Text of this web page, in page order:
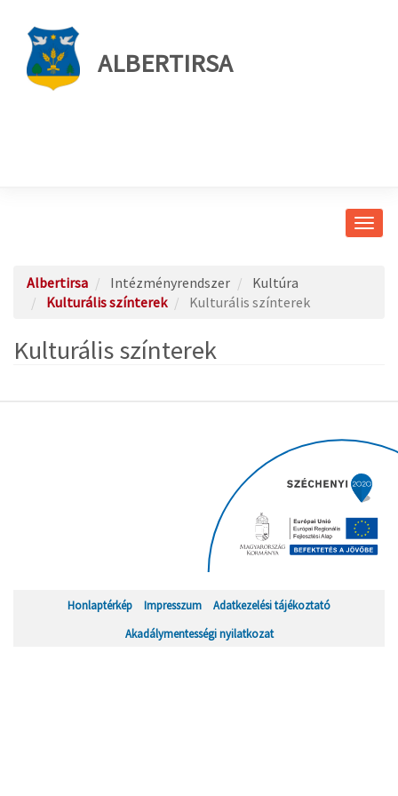
ALBERTIRSA
Albertirsa Intézményrendszer
Kultúra
Kulturális színterek
Kulturális színterek
Kulturális színterek
Honlaptérkép Impresszum
Adatkezelési tájékoztató
Akadálymentességi nyilatkozat